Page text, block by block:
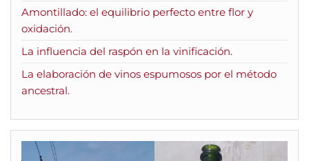
Amontillado: el equilibrio perfecto entre flor y
oxidación.
La influencia del raspón en la vinificación.
La elaboración de vinos espumosos por el método
ancestral.